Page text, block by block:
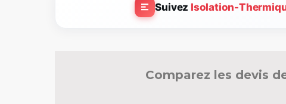
Suivez Isolation-
Comparez les devis